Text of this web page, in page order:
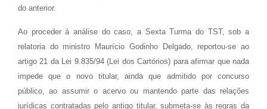
do anterior.
Ao proceder à análise do caso, a Sexta Turma do TST, sob a
relatoria do ministro Maurício Godinho Delgado, reportou-se ao
artigo 21 da Lei 9.835/94 (Lei dos Cartórios) para afirmar que nada
impede que o novo titular, ainda que admitido por concurso
público, ao assumir o acervo ou mantendo parte das relações
jurídicas contratadas pelo antigo titular, submeta-se às regras da